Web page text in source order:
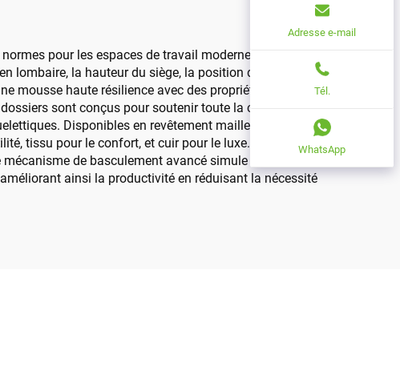
pour les espaces de travail modernes. Dotées
lombaire, la hauteur du siège, la position des
mousse haute résilience avec des propriétés de
sont conçus pour soutenir toute la colonne
Disponibles en revêtement maille, tissu ou cuir,
tissu pour le confort, et cuir pour le luxe. Certifiées par
de basculement avancé simule le
ainsi la productivité en réduisant la nécessité
Adresse e-mail
Tél.
WhatsApp